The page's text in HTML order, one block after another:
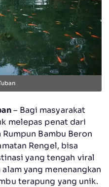
– Bagi masyarakat
melepas penat dari
Bambu Beron
Rengel, bisa
yang tengah viral
yang menenangkan
terapung yang unik.